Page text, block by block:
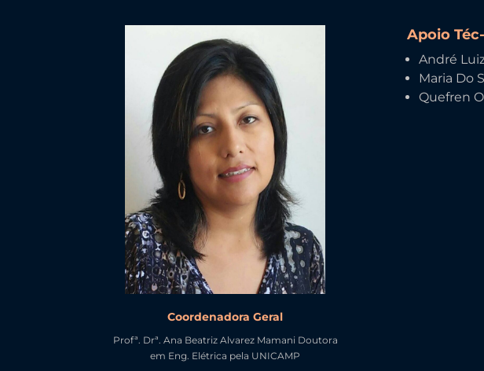
Coordenadora Geral
Profª. Drª. Ana Beatriz Alvarez Mamani Doutora
em Eng. Elétrica pela UNICAMP
Apoio
André
Maria Do
Quefren